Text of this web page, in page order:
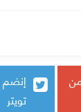
كتاب و آراء
تويتر